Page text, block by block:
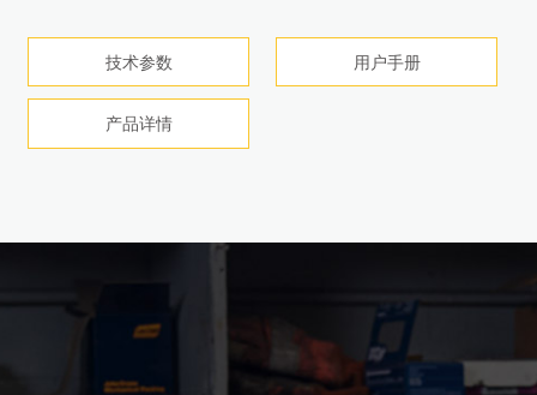
技术参数 用户手册
产品详情
产品详情
技术参数 用户手册
产品详情
产品详情
产品详情
产品详情
技术参数 用户手册
产品详情
产品详情
产品详情
产品详情
技术参数 用户手册
产品详情
产品详情
产品详情
产品技术参数 应用文章
产品详情
技术参数 产品详情
用户手册 技术参数
产品详情
立即购买 产品详情
立即购买 产品详情
用户手册 技术参数
立即购买
立即购买 产品详情
立即购买 产品详情
立即购买 产品详情
立即购买 产品详情
产品详情